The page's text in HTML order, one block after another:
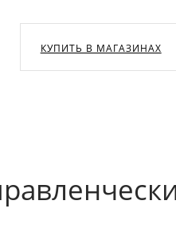
КУПИТЬ В МАГАЗИНАХ